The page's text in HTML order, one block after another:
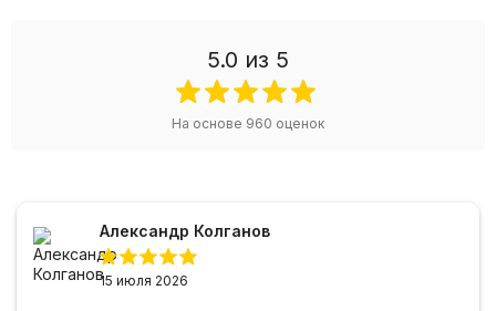
5.0 из 5
На основе 960 оценок
Александр Колганов
15 июля 2026